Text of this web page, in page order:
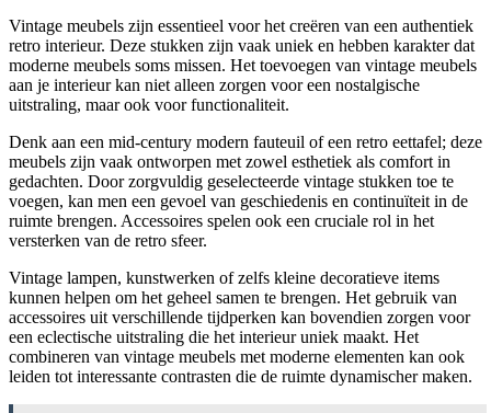
Vintage meubels zijn essentieel voor het creëren van een authentiek
retro interieur. Deze stukken zijn vaak uniek en hebben karakter dat
moderne meubels soms missen. Het toevoegen van vintage meubels
aan je interieur kan niet alleen zorgen voor een nostalgische
uitstraling, maar ook voor functionaliteit.
Denk aan een mid-century modern fauteuil of een retro eettafel; deze
meubels zijn vaak ontworpen met zowel esthetiek als comfort in
gedachten. Door zorgvuldig geselecteerde vintage stukken toe te
voegen, kan men een gevoel van geschiedenis en continuïteit in de
ruimte brengen. Accessoires spelen ook een cruciale rol in het
versterken van de retro sfeer.
Vintage lampen, kunstwerken of zelfs kleine decoratieve items
kunnen helpen om het geheel samen te brengen. Het gebruik van
accessoires uit verschillende tijdperken kan bovendien zorgen voor
een eclectische uitstraling die het interieur uniek maakt. Het
combineren van vintage meubels met moderne elementen kan ook
leiden tot interessante contrasten die de ruimte dynamischer maken.